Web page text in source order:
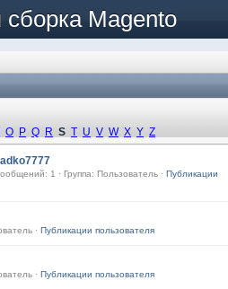
сборка Magento
O P Q R S T U V W X Y Z
1 · Группа: Пользователь · Публикации
· Публикации пользователя
· Публикации пользователя